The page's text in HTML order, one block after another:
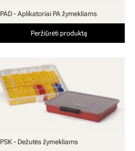
PAD - Aplikatoriai PA žymekliams
Peržiūrėti produktą
PSK - Dežutės žymekliams